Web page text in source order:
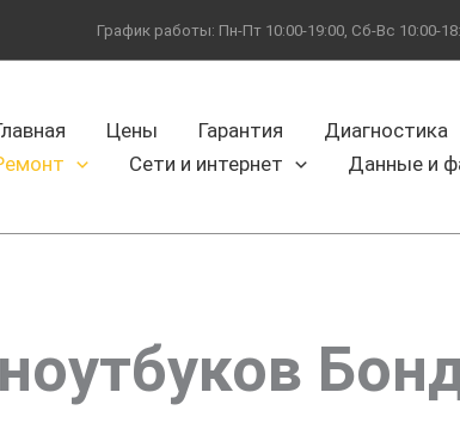
График работы: Пн-Пт 10:00-19:00, Сб-Вс 10:00-
Цены Гарантия Диагностика
Сети и интернет Данные и